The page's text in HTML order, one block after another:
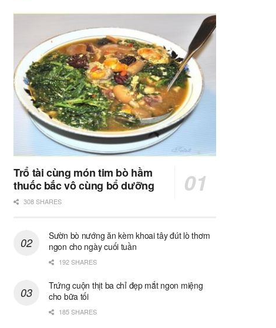
Trổ tài cùng món tim bò hầm
thuốc bắc vô cùng bổ dưỡng
308 SHARES
Sườn bò nướng ăn kèm khoai tây đút lò thơm
ngon cho ngày cuối tuần
192 SHARES
Trứng cuộn thịt ba chỉ đẹp mắt ngon miệng
cho bữa tối
185 SHARES